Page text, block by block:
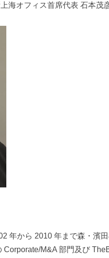
海オフィス首席代表 石本茂
年から 2010 年まで森・濱
Corporate/M&A 部門及び